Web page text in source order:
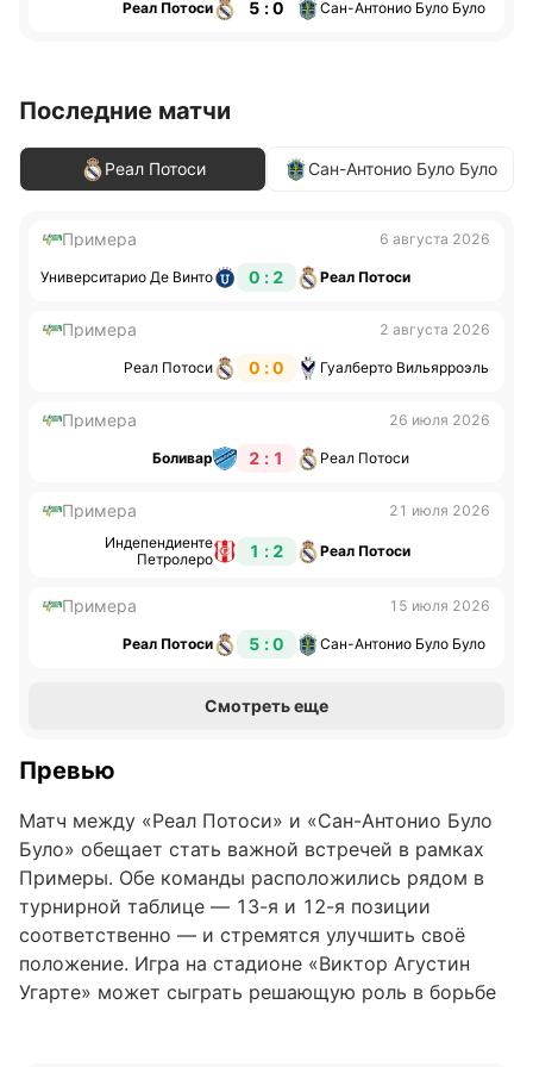
Реал Потоси 5 : 0 Сан-Антонио Було Було
Последние матчи
Реал Потоси Сан-Антонио Було Було
Примера 6 августа 2026
Университарио Де Винто 0 : 2 Реал Потоси
Примера 2 августа 2026
Реал Потоси 0 : 0 Гуалберто Вильярроэль
Примера 26 июля 2026
Боливар 2 : 1 Реал Потоси
Примера
21 июля 2026
Индепендиенте
Петролеро
1 : 2 Реал Потоси
Примера 15 июля 2026
Реал Потоси 5 : 0 Сан-Антонио Було Було
Смотреть еще
Превью
Матч между «Реал Потоси» и «Сан-Антонио Було
Було» обещает стать важной встречей в рамках
Примеры. Обе команды расположились рядом в
турнирной таблице — 13-я и 12-я позиции
соответственно — и стремятся улучшить своё
положение. Игра на стадионе «Виктор Агустин
Угарте» может сыграть решающую роль в борьбе